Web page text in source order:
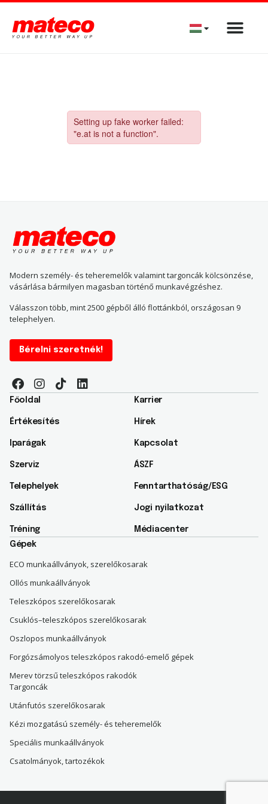
Modern személy- és teheremelők valamint targoncák kölcsönzése,
vásárlása bármilyen magasban történő munkavégzéshez.
Válasszon több, mint 2500 gépből álló flottánkból, országosan 9
telephelyen.
Bérelni szeretnék!
Főoldal
Értékesítés
Iparágak
Szerviz
Telephelyek
Szállítás
Tréning
Karrier
Hírek
Kapcsolat
ÁSZF
Fenntarthatóság/ESG​
Jogi nyilatkozat
Médiacenter
Gépek
ECO munkaállványok, szerelőkosarak
Ollós munkaállványok
Teleszkópos szerelőkosarak
Csuklós–teleszkópos szerelőkosarak
Oszlopos munkaállványok
Forgózsámolyos teleszkópos rakodó-emelő gépek
Merev törzsű teleszkópos rakodók
Targoncák
Utánfutós szerelőkosarak
Kézi mozgatású személy- és teheremelők
Speciális munkaállványok
Csatolmányok, tartozékok